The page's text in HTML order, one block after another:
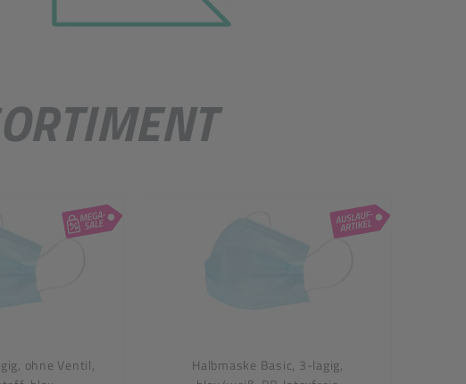
ohne Ventil,
Halbmaske Basic, 3-lagig,